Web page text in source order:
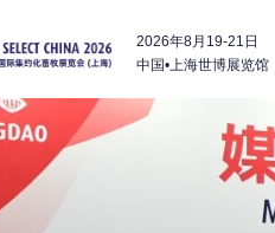
2026年8月19-21日
中国•上海世博展览馆